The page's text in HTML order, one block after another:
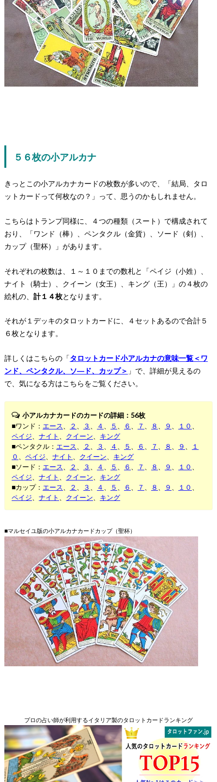
５６枚の小アルカナ
きっとこの小アルカナカードの枚数が多いので、「結局、タロ
ットカードって何枚なの？」って、思うのかもしれません。
こちらはトランプ同様に、４つの種類（スート）で構成されて
おり、「ワンド（棒）、ペンタクル（金貨）、ソード（剣）、
カップ（聖杯）」があります。
それぞれの枚数は、１～１０までの数札と「ペイジ（小姓）、
ナイト（騎士）、クイーン（女王）、キング（王）」の４枚の
絵札の、 計１４枚となります。
それが１デッキのタロットカードに、４セットあるので合計５
６枚となります。
詳しくはこちらの「タロットカード小アルカナの意味一覧＜ワ
ンド、ペンタクル、ソ―ド、カップ＞ 」で、詳細が見えるの
で、気になる方はこちらをご覧ください。
小アルカナカードのカードの詳細：56枚
■ワンド： エース ２ ３ ４ ５ ６ ７ ８ ９ １０
ペイジ 、ナイト クイーン
キング
■ペンタクル： エース ２ ３ ４ ５ ６ ７ ８ ９
１
０
、ペイジ 、ナイト クイーン
キング
■ソード： エース ２ ３ ４ ５ ６ ７ ８ ９ １０
ペイジ 、ナイト クイーン
キング
■カップ： エース ２ ３ ４ ５ ６ ７ ８ ９ １０
ペイジ 、ナイト クイーン キング
■マルセイユ版の小アルカナカードカップ（聖杯）
プロの占い師が利用するイタリア製のタロットカードランキング